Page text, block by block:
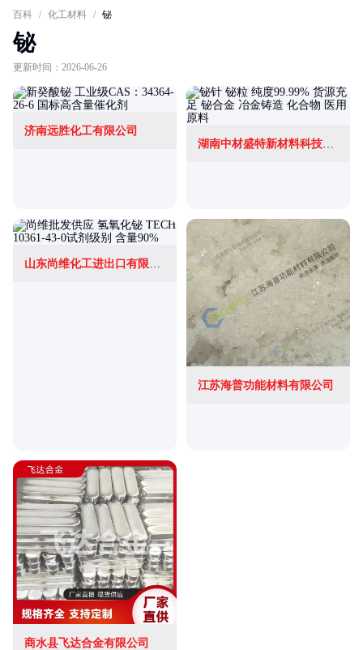
百科 / 化工材料 / 铋
铋
更新时间：2026-06-26
济南远胜化工有限公司
湖南中材盛特新材料科技有限公司
山东尚维化工进出口有限公司
江苏海普功能材料有限公司
商水县飞达合金有限公司